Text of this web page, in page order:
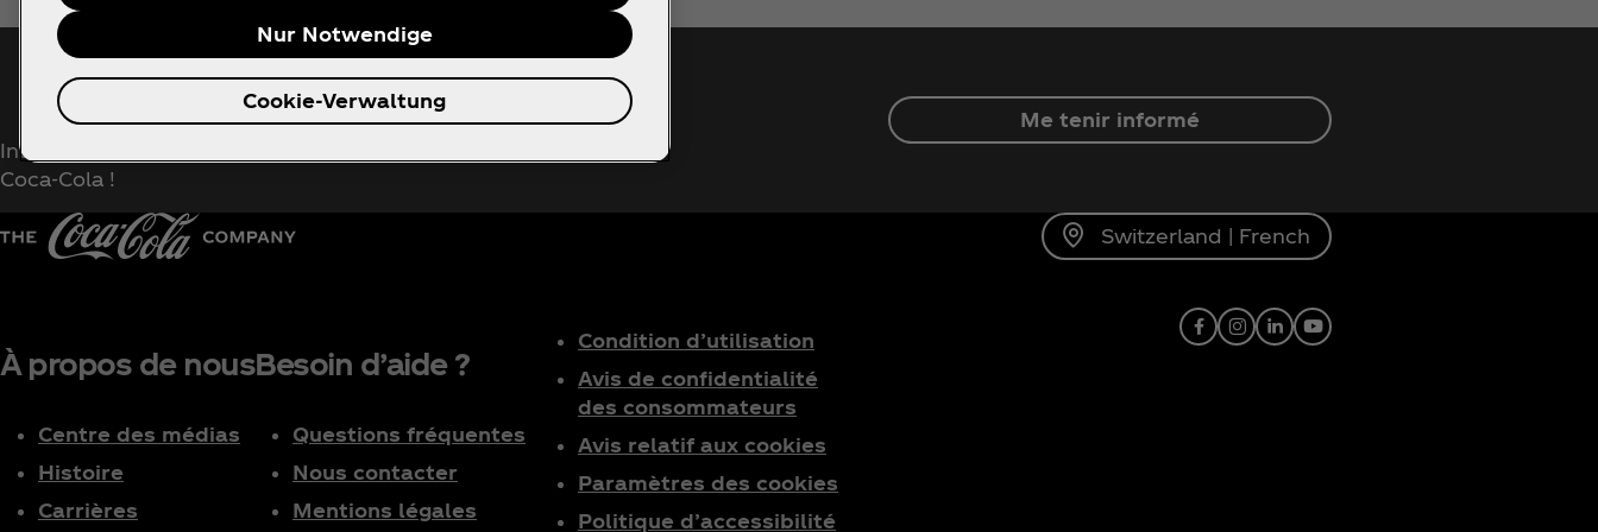
Me tenir au courant
Inscrivez-vous maintenant pour un accès exclusif à tout l'univers
Coca‑Cola !
Me tenir informé
Switzerland | French
À propos de nous
Centre des médias
Histoire
Carrières
Besoin d’aide ?
Questions fréquentes
Nous contacter
Mentions légales
Condition d’utilisation
Avis de confidentialité
des consommateurs
Avis relatif aux cookies
Paramètres des cookies
Politique d’accessibilité
Facebook
Instagram
Linkedin
Youtube
Nur Notwendige
Cookie-Verwaltung